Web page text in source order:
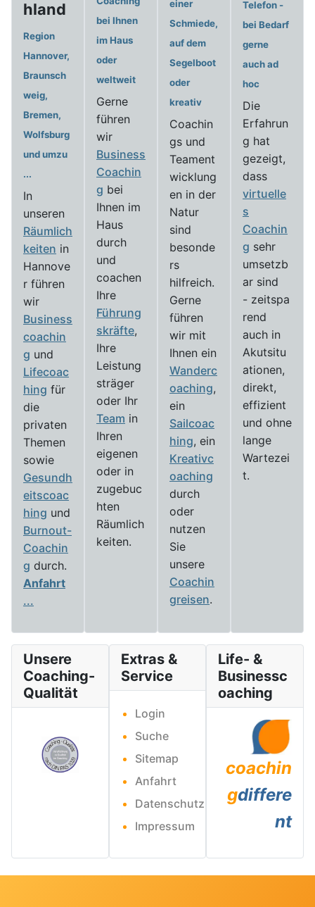
hland
Region
Hannover,
Braunsch
weig,
Bremen,
Wolfsburg
und umzu
...
In
unseren
Räumlich
keiten in
Hannove
r führen
wir
Business
coachin
g und
Lifecoac
hing für
die
privaten
Themen
sowie
Gesundh
eitscoac
hing und
Burnout-
Coachin
g durch.
Anfahrt
...
bei Ihnen
im Haus
oder
weltweit
Gerne
führen
wir
Business
Coachin
g bei
Ihnen im
Haus
durch
und
coachen
Ihre
Führung
skräfte,
Ihre
Leistung
sträger
oder Ihr
Team in
Ihren
eigenen
oder in
zugebuc
hten
Räumlich
keiten.
einer
Schmiede,
auf dem
Segelboot
oder
kreativ
Coachin
gs und
Teament
wicklung
en in der
Natur
sind
besonde
rs
hilfreich.
Gerne
führen
wir mit
Ihnen ein
Wanderc
oaching,
ein
Sailcoac
hing, ein
Kreativc
oaching
durch
oder
nutzen
Sie
unsere
Coachin
greisen.
Telefon -
bei Bedarf
gerne
auch ad
hoc
Die
Erfahrun
g hat
gezeigt,
dass
virtuelle
s
Coachin
g sehr
umsetzb
ar sind
- zeitspa
rend
auch in
Akutsitu
ationen,
direkt,
effizient
und ohne
lange
Wartezei
t.
Unsere
Coaching-
Qualität
Extras &
Service
Login
Suche
Sitemap
Anfahrt
Datenschutz
Impressum
Life- &
Businessc
oaching
coachin
gdiffere
nt